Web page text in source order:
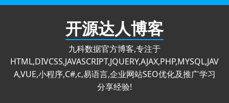
跳
开源达人博客
九科数据官方博客,专注于
HTML,DIVCSS,JAVASCRIPT,JQUERY,AJAX,PHP,MYSQL,JAV
A,VUE,小程序,C#,c,易语言,企业网站SEO优化及推广学习
分享经验!